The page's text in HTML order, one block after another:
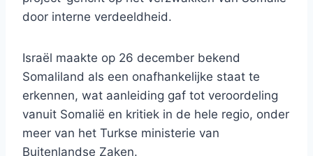
door interne verdeeldheid.
Israël maakte op 26 december bekend
Somaliland als een onafhankelijke staat te
erkennen, wat aanleiding gaf tot veroordeling
vanuit Somalië en kritiek in de hele regio, onder
meer van het Turkse ministerie van
Buitenlandse Zaken.